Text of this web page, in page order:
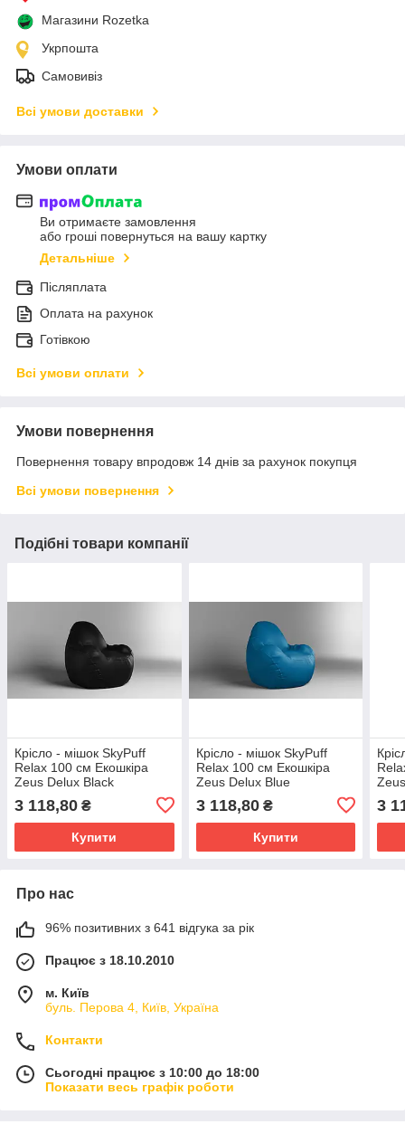
Магазини Rozetka
Укрпошта
Самовивіз
Всі умови доставки
Умови оплати
Ви отримаєте замовлення
або гроші повернуться на вашу картку
Детальніше
Післяплата
Оплата на рахунок
Готівкою
Всі умови оплати
Умови повернення
Повернення товару впродовж 14 днів за рахунок покупця
Всі умови повернення
Подібні товари компанії
Крісло - мішок SkyPuff
Relax 100 см Екошкіра
Zeus Delux Black
3 118,80 ₴
Купити
Крісло - мішок SkyPuff
Relax 100 см Екошкіра
Zeus Delux Blue
3 118,80₴
Купити
3
Про нас
96% позитивних з 641 відгука за рік
Працює з 18.10.2010
м. Київ
буль. Перова 4, Київ, Україна
Контакти
Сьогодні працює з 10:00 до 18:00
Показати весь графік роботи